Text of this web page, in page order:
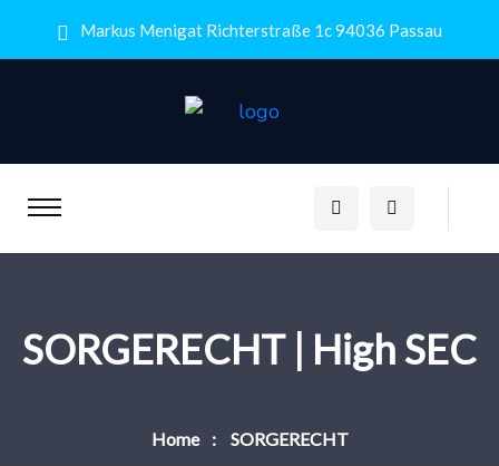
Markus Menigat Richterstraße 1c 94036 Passau
SORGERECHT | High SEC
Home SORGERECHT